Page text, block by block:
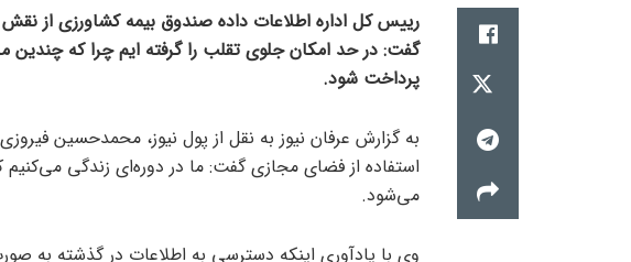
رییس کل اداره اطلاعات داده صندوق بیمه کشاورزی از
گفت: در حد امکان جلوی تقلب را گرفته ایم چرا که
پرداخت شود.
به گزارش عرفان نیوز به نقل از پول نیوز، محمدحسین
استفاده از فضای مجازی گفت: ما در دوره‌ای زندگی می‌کنیم
می‌شود.
وی با یادآوری اینکه دسترسی به اطلاعات در گذشته به